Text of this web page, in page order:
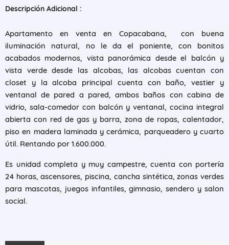
Descripción Adicional :
Apartamento en venta en Copacabana, con buena
iluminación natural, no le da el poniente, con bonitos
acabados modernos, vista panorámica desde el balcón y
vista verde desde las alcobas, las alcobas cuentan con
closet y la alcoba principal cuenta con baño, vestier y
ventanal de pared a pared, ambos baños con cabina de
vidrio, sala-comedor con balcón y ventanal, cocina integral
abierta con red de gas y barra, zona de ropas, calentador,
piso en madera laminada y cerámica, parqueadero y cuarto
útil. Rentando por 1.600.000.
Es unidad completa y muy campestre, cuenta con portería
24 horas, ascensores, piscina, cancha sintética, zonas verdes
para mascotas, juegos infantiles, gimnasio, sendero y salon
social.